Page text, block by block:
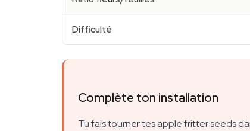
Difficulté
Complète ton installation
Tu fais tourner tes apple fritter seeds